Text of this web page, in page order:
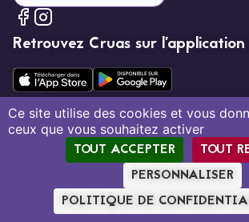
Ce site utilise des cookies et vous
ceux que vous souhaitez activer
TOUT ACCEPTER
TOUT
PERSONNALISER
POLITIQUE DE
Retrouvez Cruas sur
Mentions légalesPolitique de
Création par Tout Simplement